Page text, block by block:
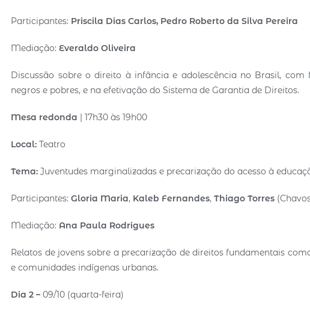
Participantes: Priscila Dias Carlos, Pedro Roberto da Silva Pereira
Mediação:Everaldo Oliveira
Discussão sobre o direito à infância e adolescência no Brasil,
negros e pobres, e na efetivação do Sistema de Garantia de Direitos.
Mesa redonda | 17h30 às 19h00
Local: Teatro
Tema:Juventudes marginalizadas e precarização do acesso à
Participantes:Gloria Maria, Kaleb Fernandes,Thiago Torres
Mediação: Ana Paula Rodrigues
Relatos de jovens sobre a precarização de direitos fundamentais
e comunidades indígenas urbanas.
Dia 2 – 09/10 (quarta-feira)